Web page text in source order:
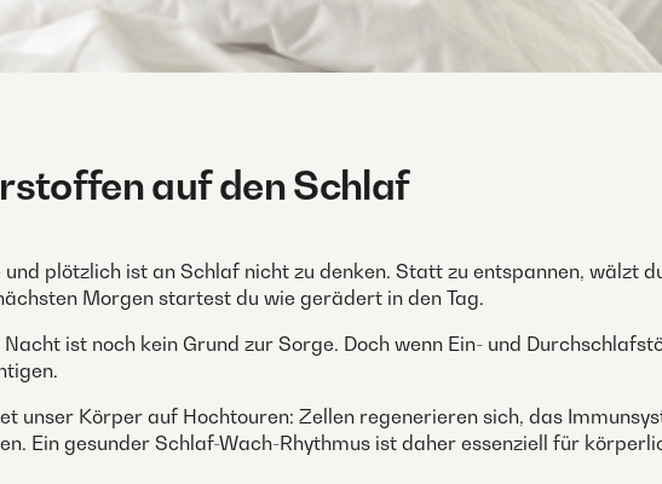
auf den Schlaf
plötzlich ist an Schlaf nicht zu denken. Statt zu entspannen, wälzt
Morgen startest du wie gerädert in den Tag.
ist noch kein Grund zur Sorge. Doch wenn Ein- und
unser Körper auf Hochtouren: Zellen regenerieren sich, das
Ein gesunder Schlaf-Wach-Rhythmus ist daher essenziell für